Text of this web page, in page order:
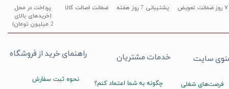
پشتیبانی 7 روز هفته
پرداخت در محل
(خریدهای بالای
2 میلیون تومان)
۷ روز ضمانت تعویض ضمانت اصالت کالا
راهنمای خرید از فروشگاه
نحوه ثبت سفارش
خدمات مشتریان
چگونه به شما اعتماد کنم؟
سایت
فرصت‌های شغلی